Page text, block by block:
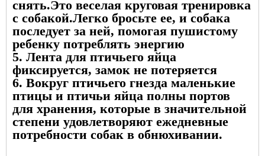
снять.Это веселая круговая тренировка
с собакой.Легко бросьте ее, и собака
последует за ней, помогая пушистому
ребенку потреблять энергию
5. Лента для птичьего яйца
фиксируется, замок не потеряется
6. Вокруг птичьего гнезда маленькие
птицы и птичьи яйца полны портов
для хранения, которые в значительной
степени удовлетворяют ежедневные
потребности собак в обнюхивании.